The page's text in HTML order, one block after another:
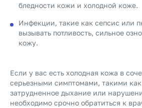
бледности кожи и холодной коже.
Инфекции, такие как сепсис или
вызывать потливость, сильное
кожу.
Если у вас есть холодная кожа в
серьезными симптомами, такими как
затрудненное дыхание или
необходимо срочно обратиться к